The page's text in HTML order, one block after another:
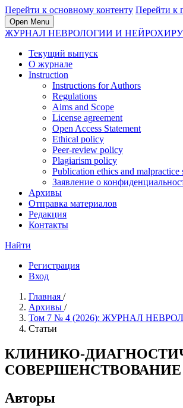
Перейти к основному контенту Перейти к
Open Menu
ЖУРНАЛ НЕВРОЛОГИИ И
Текущий выпуск
О журнале
Instruction
Instructions for Authors
Regulations
Aims and Scope
License agreement
Open Access Statement
Ethical policy
Peer-review policy
Plagiarism policy
Publication ethics and malpractice
Заявление о
Архивы
Отправка материалов
Редакция
Контакты
Найти
Регистрация
Вход
Главная /
Архивы /
Том 7 № 4 (2026): ЖУРНАЛ
Статьи
КЛИНИКО-
Авторы